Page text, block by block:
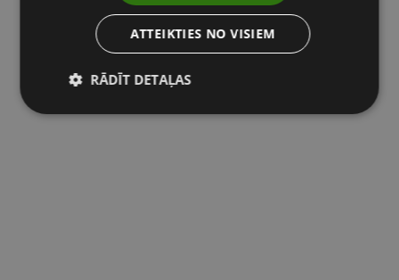
ATTEIKTIES NO VISIEM
RĀDĪT DETAĻAS